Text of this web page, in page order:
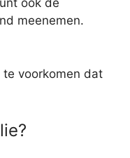
ook de
meenemen.
te voorkomen dat